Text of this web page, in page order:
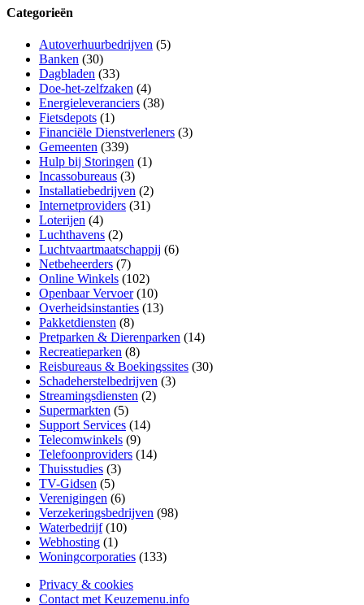
Categorieën
Autoverhuurbedrijven (5)
Banken (30)
Dagbladen (33)
Doe-het-zelfzaken (4)
Energieleveranciers (38)
Fietsdepots (1)
Financiële Dienstverleners (3)
Gemeenten (339)
Hulp bij Storingen (1)
Incassobureaus (3)
Installatiebedrijven (2)
Internetproviders (31)
Loterijen (4)
Luchthavens (2)
Luchtvaartmaatschappij (6)
Netbeheerders (7)
Online Winkels (102)
Openbaar Vervoer(10)
Overheidsinstanties (13)
Pakketdiensten (8)
Pretparken & Dierenparken (14)
Recreatieparken (8)
Reisbureaus & Boekingssites (30)
Schadeherstelbedrijven (3)
Streamingsdiensten (2)
Supermarkten (5)
Support Services (14)
Telecomwinkels (9)
Telefoonproviders (14)
Thuisstudies (3)
TV-Gidsen (5)
Verenigingen (6)
Verzekeringsbedrijven (98)
Waterbedrijf(10)
Webhosting (1)
Woningcorporaties (133)
Privacy & cookies
Contact met Keuzemenu.info